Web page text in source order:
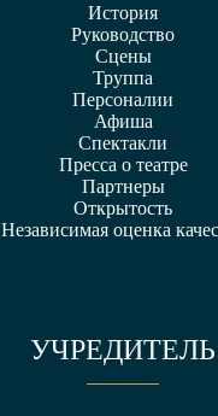
История
Руководство
Сцены
Труппа
Персоналии
Афиша
Спектакли
Пресса о театре
Партнеры
Открытость
Независимая оценка
УЧРЕДИТЕЛЬ